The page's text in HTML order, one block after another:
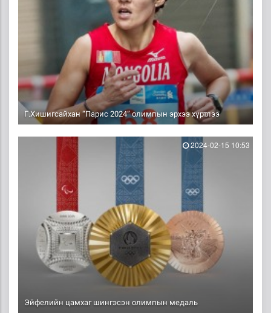
Г.Хишигсайхан “Парис 2024” олимпын эрхээ хүртлээ
Эйфелийн цамхаг шингэсэн олимпын медаль
2024-02-15 10:53